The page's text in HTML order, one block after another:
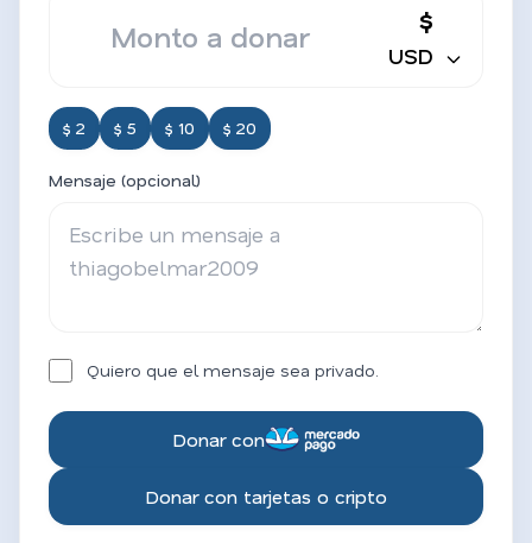
$
USD
$ 2 $ 5 $ 10 $ 20
Mensaje (opcional)
Quiero que el mensaje sea privado.
Donar con
Donar con tarjetas o cripto